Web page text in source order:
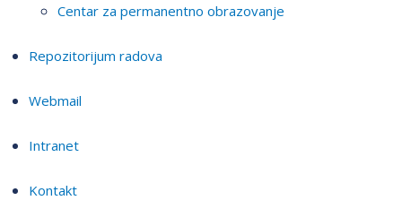
Centar za permanentno obrazovanje
Repozitorijum radova
Webmail
Intranet
Kontakt